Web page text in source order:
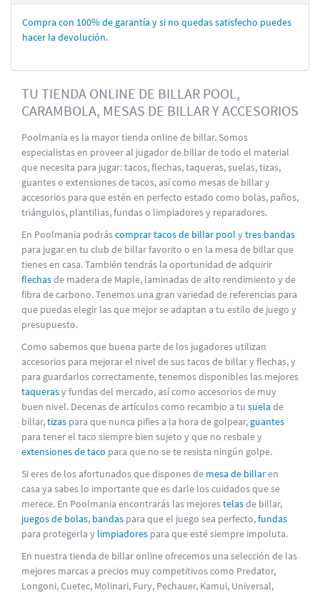
Compra con 100% de garantí­a y si no quedas satisfecho puedes
hacer la devolución.
TU TIENDA ONLINE DE BILLAR POOL,
CARAMBOLA, MESAS DE BILLAR Y ACCESORIOS
Poolmania es la mayor tienda online de billar. Somos
especialistas en proveer al jugador de billar de todo el material
que necesita para jugar: tacos, flechas, taqueras, suelas, tizas,
guantes o extensiones de tacos, así como mesas de billar y
accesorios para que estén en perfecto estado como bolas, paños,
triángulos, plantillas, fundas o limpiadores y reparadores.
En Poolmania podráscomprar tacos de billar pool ytres bandas
para jugar en tu club de billar favorito o en la mesa de billar que
tienes en casa. También tendrás la oportunidad de adquirir
flechasde madera de Maple, laminadas de alto rendimiento y de
fibra de carbono. Tenemos una gran variedad de referencias para
que puedas elegir las que mejor se adaptan a tu estilo de juego y
presupuesto.
Como sabemos que buena parte de los jugadores utilizan
accesorios para mejorar el nivel de sus tacos de billar y flechas, y
para guardarlos correctamente, tenemos disponibles las mejores
taquerasy fundas del mercado, así como accesorios de muy
buen nivel. Decenas de artículos como recambio a tu suela de
billar,tizas para que nunca pifies a la hora de golpear, guantes
para tener el taco siempre bien sujeto y que no resbale y
extensiones de taco para que no se te resista ningún golpe.
Si eres de los afortunados que dispones de mesa de billaren
casa ya sabes lo importante que es darle los cuidados que se
merece. En Poolmania encontrarás las mejorestelasde billar,
juegos de bolas, bandas para que el juego sea perfecto,fundas
para protegerla y limpiadores para que esté siempre impoluta.
En nuestra tienda de billar online ofrecemos una selección de las
mejores marcas a precios muy competitivos como Predator,
Longoni, Cuetec, Molinari, Fury, Pechauer, Kamui, Universal,